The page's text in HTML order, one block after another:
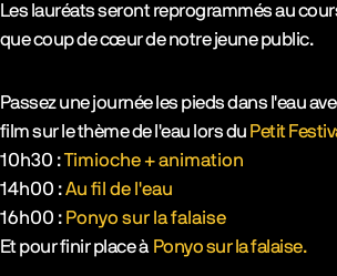
Les lauréats seront reprogrammés au
que coup de cœur de notre jeune public.
Passez une journée les pieds dans l'eau
film sur le thème de l'eau lors du Petit
10h30 :Timioche + animation
14h00 :Au fil de l'eau
16h00 : Ponyo sur la falaise
Et pour finir place à Ponyo sur la falaise.